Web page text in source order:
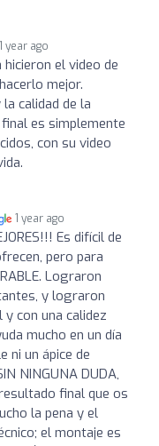
1 year ago
hicieron el video de
mejor.
calidad de la
es simplemente
con su video
1 year ago
Es difícil de
pero para
Lograron
y lograron
con una calidez
mucho en un día
ni un ápice de
NINGUNA DUDA,
resultado final que os
la pena y el
el montaje es